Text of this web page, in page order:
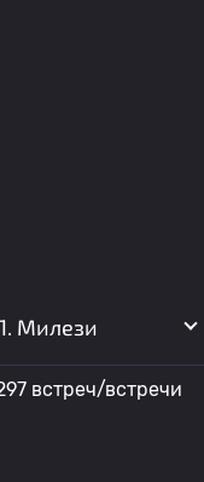
Милези
встреч/встречи